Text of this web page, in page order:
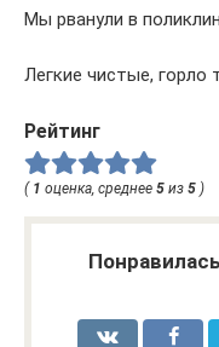
Мы рванули в
Легкие чистые, горло
Рейтинг
( 1 оценка, среднее 5 из 5 )